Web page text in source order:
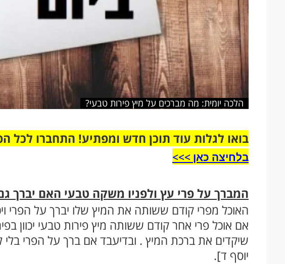
הלכה יומית: מה מברכים על מיץ פירות טבעי?
בואו לגלות עוד תוכן חדש ומפתיע! התחברו לכל
בלחיצה כאן >>>​
המברך על פרי עץ ולפניו משקה טבעי האם יברך
האוכל מפרי קודם ששותה את המיץ שלו יברך על הפרי
אם אוכל פרי אחר קודם ששותה מיץ פירות טבעי יכוון
שיקדים את ברכת המיץ . ובדיעבד אם ברך על הפרי בלי
יוסף ד].